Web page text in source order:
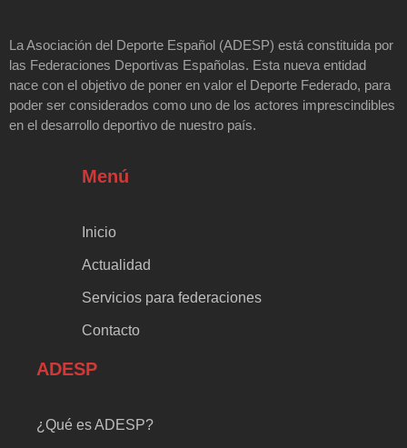
La Asociación del Deporte Español (ADESP) está constituida por
las Federaciones Deportivas Españolas. Esta nueva entidad
nace con el objetivo de poner en valor el Deporte Federado, para
poder ser considerados como uno de los actores imprescindibles
en el desarrollo deportivo de nuestro país.
Menú
Inicio
Actualidad
Servicios para federaciones
Contacto
ADESP
¿Qué es ADESP?